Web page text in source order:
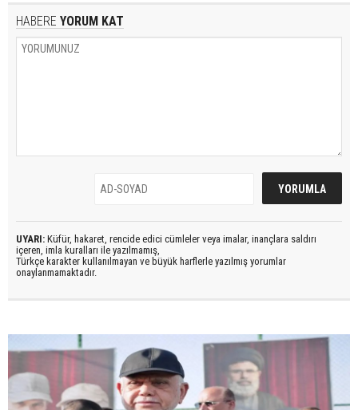
HABERE YORUM KAT
UYARI: Küfür, hakaret, rencide edici cümleler veya imalar, inançlara saldırı
içeren, imla kuralları ile yazılmamış,
Türkçe karakter kullanılmayan ve büyük harflerle yazılmış yorumlar
onaylanmamaktadır.